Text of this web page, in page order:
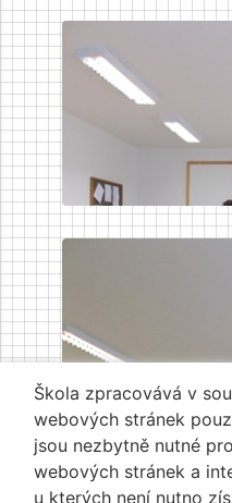
Škola zpracovává v
webových stránek
jsou nezbytně nutné
webových stránek a
u kterých není nutno